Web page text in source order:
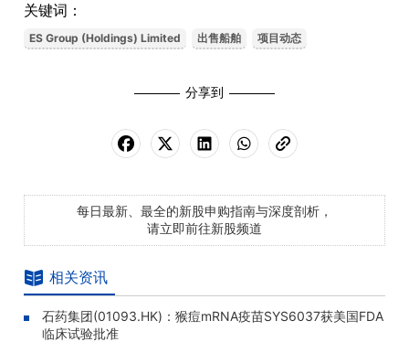
关键词：
ES Group (Holdings) Limited 出售船舶 项目动态
分享到
每日最新、最全的新股申购指南与深度剖析，
请立即前往新股频道
相关资讯
石药集团(01093.HK)：猴痘mRNA疫苗SYS6037获美国FDA
临床试验批准